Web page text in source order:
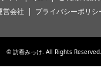
営会社
プライバシーポリシ
© 訪看みっけ. All Rights Reserved.